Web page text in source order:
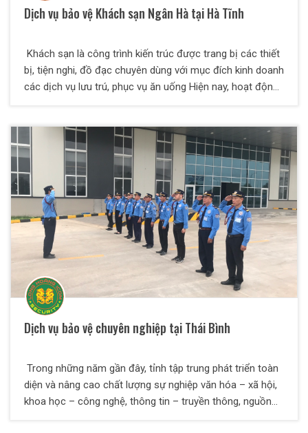
Dịch vụ bảo vệ Khách sạn Ngân Hà tại Hà Tĩnh
Khách sạn là công trình kiến trúc được trang bị các thiết
bị, tiện nghi, đồ đạc chuyên dùng với mục đích kinh doanh
các dịch vụ lưu trú, phục vụ ăn uống Hiện nay, hoạt động
còn cung cấp thêm nhiều dịch vụ khách như tổ chức hội
nghị, lưu trú, cung cấp dịch vụ vui chơi, giải trí, thư
giãn....Do đó tình trang an ninh cân được đảm bảo . Được
sự tin tưởng của lãnh đaọ Khách sạn Ngân Hà tại Hà Tĩnh
. Công Ty Dịch vụ bảo vệ chuyên nghiệp Long Hoàng
ICOM sẽ đảm bảo an toàn cho toàn bộ khách sạn.
Dịch vụ bảo vệ chuyên nghiệp tại Thái Bình
Trong những năm gần đây, tỉnh tập trung phát triển toàn
diện và nâng cao chất lượng sự nghiệp văn hóa – xã hội,
khoa học – công nghệ, thông tin – truyền thông, nguồn